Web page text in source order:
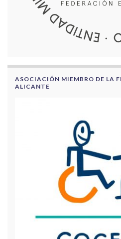
ASOCIACIÓN MIEMBRO DE LA
ALICANTE